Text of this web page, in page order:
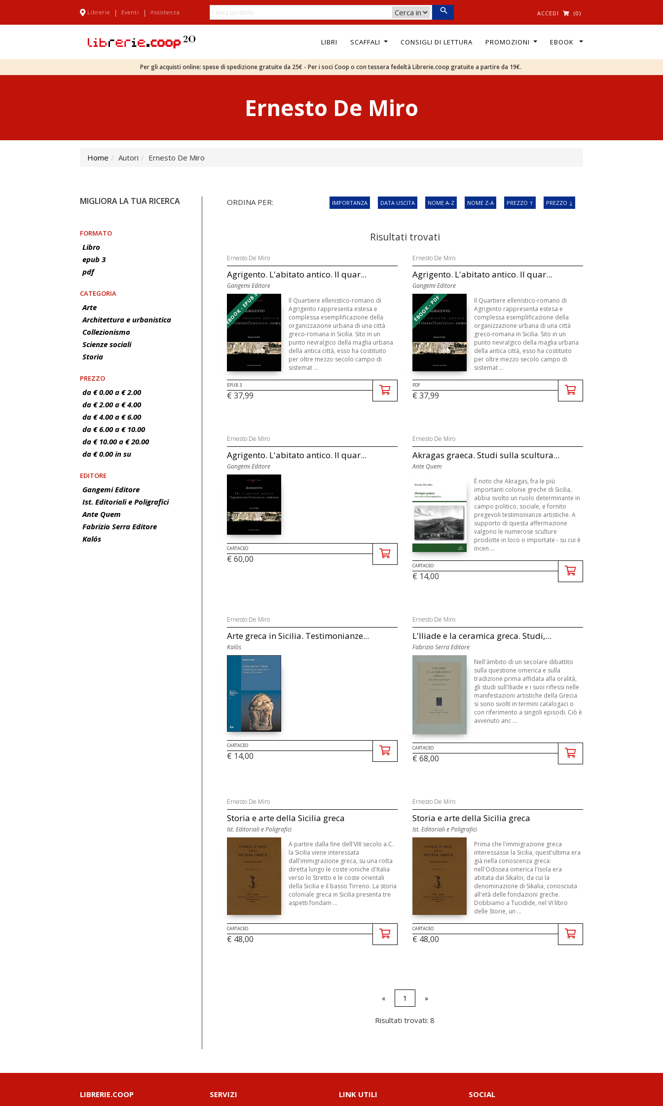
Librerie | Eventi | Assistenza ACCEDI (0)
LIBRI SCAFFALI CONSIGLI DI LETTURA PROMOZIONI EBOOK
Per gli acquisti online: spese di spedizione gratuite da 25€ - Per i soci Coop o con tessera fedeltà Librerie.coop gratuite a partire da 19€.
Ernesto De Miro
Home Autori Ernesto De Miro
MIGLIORA LA TUA RICERCA
FORMATO
Libro
epub 3
pdf
CATEGORIA
Arte
Architettura e urbanistica
Collezionismo
Scienze sociali
Storia
PREZZO
da € 0.00 a € 2.00
da € 2.00 a € 4.00
da € 4.00 a € 6.00
da € 6.00 a € 10.00
da € 10.00 a € 20.00
da € 0.00 in su
EDITORE
Gangemi Editore
Ist. Editoriali e Poligrafici
Ante Quem
Fabrizio Serra Editore
Kalós
ORDINA PER: IMPORTANZA DATA USCITA NOME A-Z NOME Z-A PREZZO ↑ PREZZO ↓
Risultati trovati
Ernesto De Miro
Agrigento. L'abitato antico. Il quar...
Gangemi Editore
EBOOK - EPUB 3
Il Quartiere ellenistico-romano di
Agrigento rappresenta estesa e
complessa esemplificazione della
organizzazione urbana di una città
greco-romana in Sicilia. Sito in un
punto nevralgico della maglia urbana
della antica città, esso ha costituito
per oltre mezzo secolo campo di
sistemat ...
EPUB 3
€ 37,99
Ernesto De Miro
Agrigento. L'abitato antico. Il quar...
Gangemi Editore
EBOOK - PDF
Il Quartiere ellenistico-romano di
Agrigento rappresenta estesa e
complessa esemplificazione della
organizzazione urbana di una città
greco-romana in Sicilia. Sito in un
punto nevralgico della maglia urbana
della antica città, esso ha costituito
per oltre mezzo secolo campo di
sistemat ...
PDF
€ 37,99
Ernesto De Miro
Agrigento. L'abitato antico. Il quar...
Gangemi Editore
CARTACEO
€ 60,00
Ernesto De Miro
Akragas graeca. Studi sulla scultura...
Ante Quem
È noto che Akragas, fra le più
importanti colonie greche di Sicilia,
abbia svolto un ruolo determinante in
campo politico, sociale, e fornito
pregevoli testimonianze artistiche. A
supporto di questa affermazione
valgono le numerose sculture
prodotte in loco o importate - su cui è
incen ...
CARTACEO
€ 14,00
Ernesto De Miro
Arte greca in Sicilia. Testimonianze...
Kalós
CARTACEO
€ 14,00
Ernesto De Miro
L'Iliade e la ceramica greca. Studi,...
Fabrizio Serra Editore
Nell'àmbito di un secolare dibattito
sulla questione omerica e sulla
tradizione prima affidata alla oralità,
gli studi sull'Iliade e i suoi riflessi nelle
manifestazioni artistiche della Grecia
si sono svolti in termini catalogaci o
con riferimento a singoli episodi. Ciò è
avvenuto anc ...
CARTACEO
€ 68,00
Ernesto De Miro
Storia e arte della Sicilia greca
Ist. Editoriali e Poligrafici
A partire dalla fine dell'VIII secolo a.C.
la Sicilia viene interessata
dall'immigrazione greca, su una rotta
diretta lungo le coste ioniche d'Italia
verso lo Stretto e le coste orientali
della Sicilia e il basso Tirreno. La storia
coloniale greca in Sicilia presenta tre
aspetti fondam ...
CARTACEO
€ 48,00
Ernesto De Miro
Storia e arte della Sicilia greca
Ist. Editoriali e Poligrafici
Prima che l'immigrazione greca
interessasse la Sicilia, quest'ultima era
già nella conoscenza greca:
nell'Odissea omerica l'isola era
abitata dai Sikaloi, da cui la
denominazione di Sikalia, conosciuta
all'età delle fondazioni greche.
Dobbiamo a Tucidide, nel VI libro
delle Storie, un ...
CARTACEO
€ 48,00
« 1 »
Risultati trovati: 8
LIBRERIE.COOP SERVIZI LINK UTILI SOCIAL